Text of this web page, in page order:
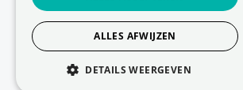
Cookie Policy
Website laten maken
door Conversal
ALLES AFWIJZEN
DETAILS WEERGEVEN